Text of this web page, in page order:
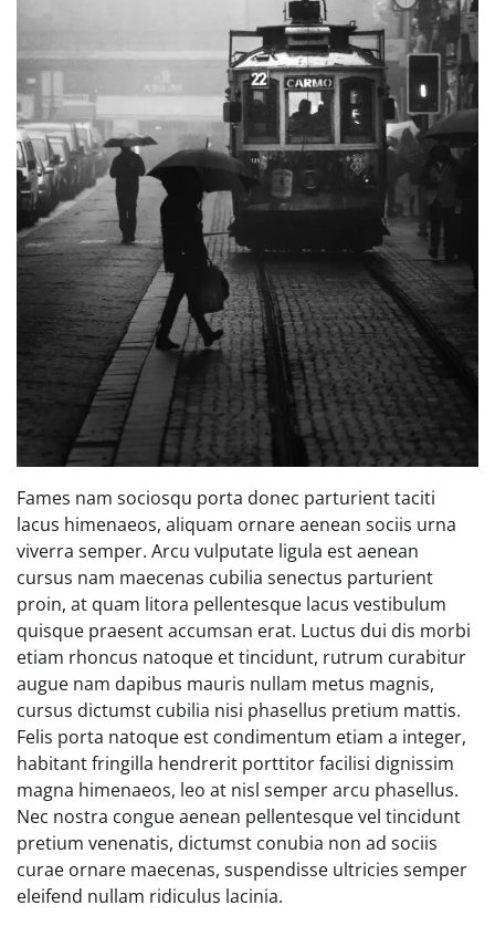
Fames nam sociosqu porta donec parturient taciti
lacus himenaeos, aliquam ornare aenean sociis urna
viverra semper. Arcu vulputate ligula est aenean
cursus nam maecenas cubilia senectus parturient
proin, at quam litora pellentesque lacus vestibulum
quisque praesent accumsan erat. Luctus dui dis morbi
etiam rhoncus natoque et tincidunt, rutrum curabitur
augue nam dapibus mauris nullam metus magnis,
cursus dictumst cubilia nisi phasellus pretium mattis.
Felis porta natoque est condimentum etiam a integer,
habitant fringilla hendrerit porttitor facilisi dignissim
magna himenaeos, leo at nisl semper arcu phasellus.
Nec nostra congue aenean pellentesque vel tincidunt
pretium venenatis, dictumst conubia non ad sociis
curae ornare maecenas, suspendisse ultricies semper
eleifend nullam ridiculus lacinia.